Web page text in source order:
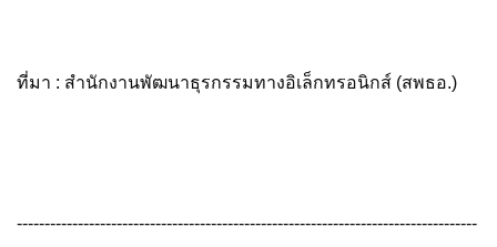
ที่มา : สำนักงานพัฒนาธุรกรรมทางอิเล็กทรอนิกส์ (สพธอ.)
-----------------------------------------------------------------------------------